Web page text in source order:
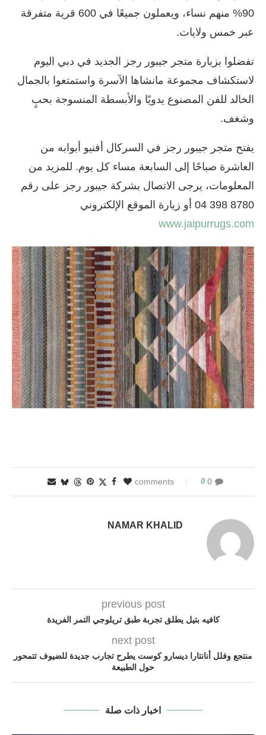
90% منهم نساء، ويعملون جميعًا في 600 قرية متفرقة
عبر خمس ولايات.
تفضلوا بزيارة متجر جيبور رجز الجديد في دبي اليوم
لاستكشاف مجموعة مانشاها الآسرة واستمتعوا بالجمال
الخالد للفن المصنوع يدويًا والأبسطة المنسوجة بحبٍ
وشغف.
يفتح متجر جيبور رجز في السركال أفنيو أبوابه من
العاشرة صباحًا إلى السابعة مساء كل يوم. للمزيد من
المعلومات، يرجى الاتصال بشركة جيبور رجز على رقم
8780 398 04 أو زيارة الموقع الإلكتروني
www.jaipurrugs.com
0 comments
0
NAMAR KHALID
previous post
كافيه بتيل يطلق تجربة طبق تريلوجي التمر الفريدة
next post
منتجع وفلل أنانتارا ديسارو كوست يطرح تجارب جديدة للضيوف تتمحور
حول الطبيعة
اخبار ذات صلة